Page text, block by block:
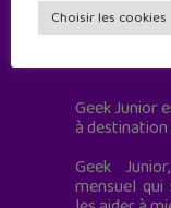
Geek Junior
à
Geek
mensuel qui
Choisir les cookies